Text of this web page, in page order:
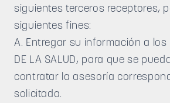
siguientes terceros receptores,
siguientes fines:
A. Entregar su información a los
DE LA SALUD, para que se
contratar la asesoría
solicitada.